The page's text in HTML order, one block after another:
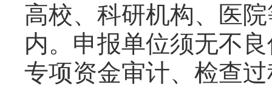
高校、科研机构、医
内。申报单位须无不
专项资金审计、检查